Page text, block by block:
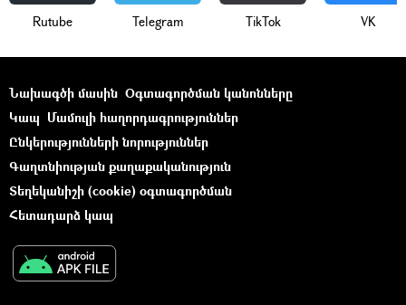
Rutube Telegram ТikТоk VK
Նախագծի մասին Օգտագործման կանոնները
Կապ Մամուլի հաղորդագրություններ
Ընկերությունների նորություններ
Գաղտնիության քաղաքականություն
Տեղեկանիշի (cookie) օգտագործման
Հետադարձ կապ